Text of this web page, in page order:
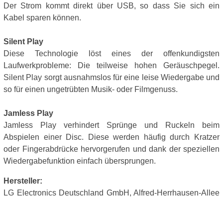
Der Strom kommt direkt über USB, so dass Sie sich ein
Kabel sparen können.
Silent Play
Diese Technologie löst eines der offenkundigsten
Laufwerkprobleme: Die teilweise hohen Geräuschpegel.
Silent Play sorgt ausnahmslos für eine leise Wiedergabe und
so für einen ungetrübten Musik- oder Filmgenuss.
Jamless Play
Jamless Play verhindert Sprünge und Ruckeln beim
Abspielen einer Disc. Diese werden häufig durch Kratzer
oder Fingerabdrücke hervorgerufen und dank der speziellen
Wiedergabefunktion einfach übersprungen.
Hersteller:
LG Electronics Deutschland GmbH, Alfred-Herrhausen-Allee